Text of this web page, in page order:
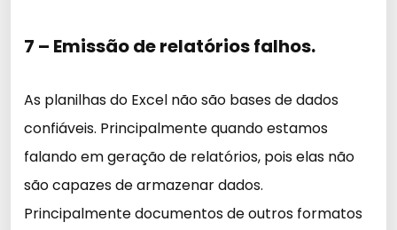
7 – Emissão de relatórios falhos.
As planilhas do Excel não são bases de dados
confiáveis. Principalmente quando estamos
falando em geração de relatórios, pois elas não
são capazes de armazenar dados.
Principalmente documentos de outros formatos